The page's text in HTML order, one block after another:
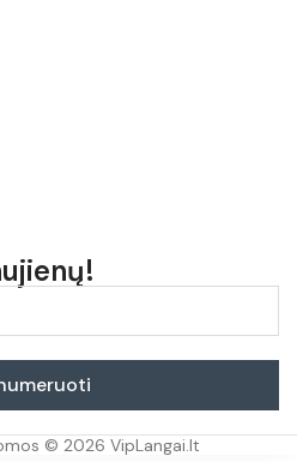
© 2026 VipLangai.lt